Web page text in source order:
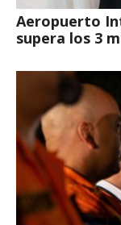
Aeropuerto
supera los 3